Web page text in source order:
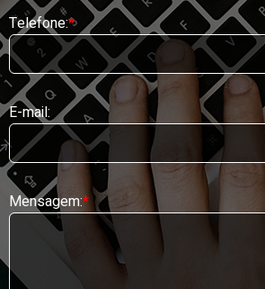
Telefone:
E-mail:
Mensagem: